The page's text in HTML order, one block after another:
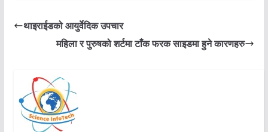
थाइराईडको आयुर्वेदिक उपचार
महिला र पुरुषको शर्टमा टाँक फरक साइडमा हुने कारणहरु